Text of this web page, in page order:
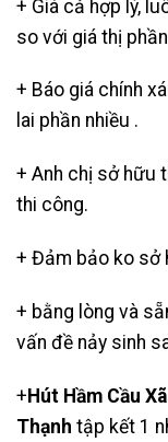
+ Giá cả hợp lý,
so với giá thị
+ Báo giá chính
lai phần nhiều .
+ Anh chị sở hữu
thi công.
+ Đảm bảo ko sở
+ bằng lòng và
vấn đề nảy sinh
+Hút Hầm Cầu
Thạnh tập kết 1